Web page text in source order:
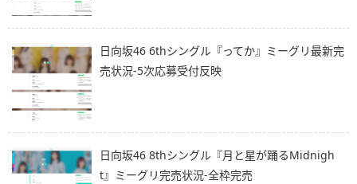
日向坂46 6thシングル『ってか』ミーグリ最新完
売状況-5次応募受付反映
日向坂46 8thシングル『月と星が踊るMidnigh
t』ミーグリ完売状況-全枠完売